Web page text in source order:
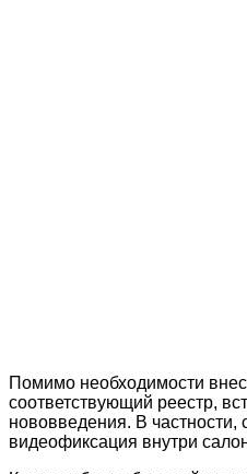
Помимо необходимости
соответствующий реестр,
нововведения. В частности,
видеофиксация внутри